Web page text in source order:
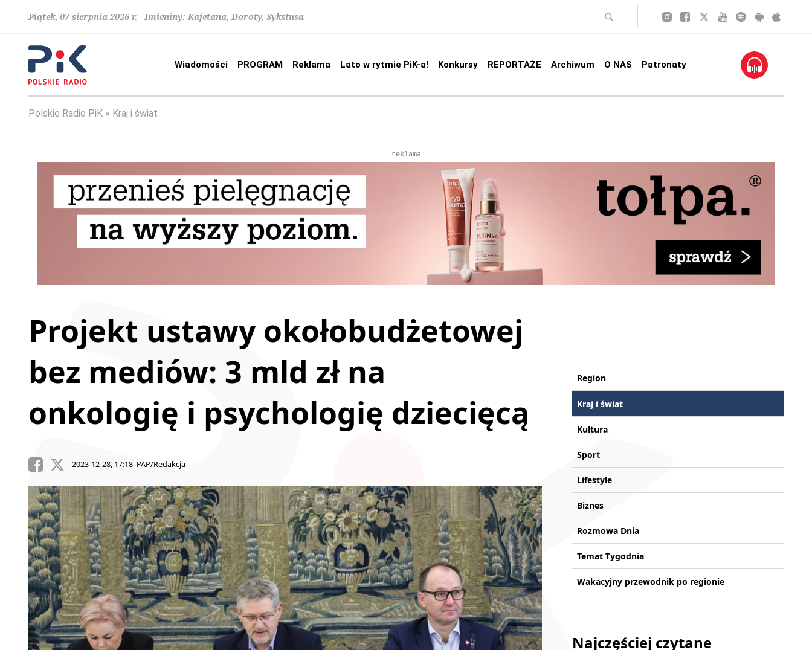
Piątek, 07 sierpnia 2026 r. Imieniny: Kajetana, Doroty, Sykstusa
Wiadomości PROGRAM Reklama Lato w rytmie PiK-a! Konkursy REPORTAŻE Archiwum O NAS Patronaty
Polskie Radio PiK Kraj i świat
reklama
Projekt ustawy okołobudżetowej
bez mediów: 3 mld zł na
onkologię i psychologię dziecięcą
2023-12-28, 17:18 PAP/Redakcja
Region
Kraj i świat
Kultura
Sport
Lifestyle
Biznes
Rozmowa Dnia
Temat Tygodnia
Wakacyjny przewodnik po regionie
Najczęściej czytane